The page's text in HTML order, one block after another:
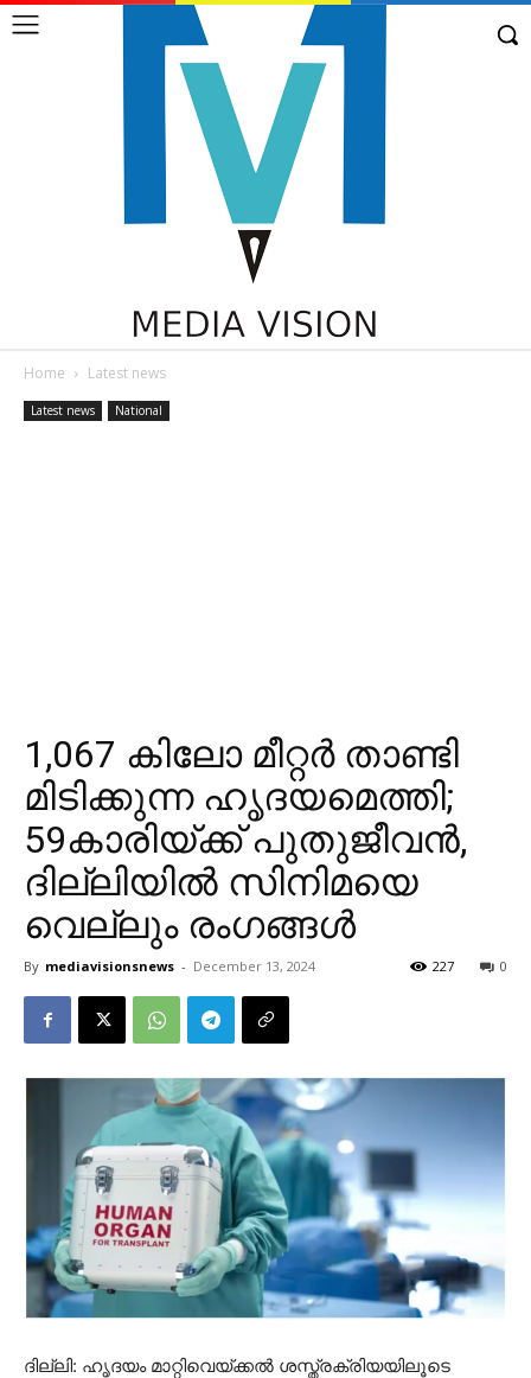
Home Latest news
Latest news National
1,067 കിലോ മീറ്റർ താണ്ടി
മിടിക്കുന്ന ഹൃദയമെത്തി;
59കാരിയ്ക്ക് പുതുജീവൻ,
ദില്ലിയിൽ സിനിമയെ
വെല്ലും രംഗങ്ങൾ
By mediavisionsnews - December 13, 2024 0
227
ദില്ലി: ഹൃദയം മാറ്റിവെയ്ക്കൽ ശസ്ത്രക്രിയയിലൂടെ